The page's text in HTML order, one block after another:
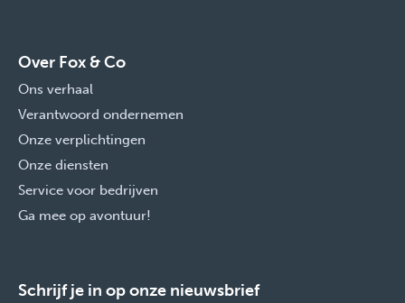
Over Fox & Co
Ons verhaal
Verantwoord ondernemen
Onze verplichtingen
Onze diensten
Service voor bedrijven
Ga mee op avontuur!
Schrijf je in op onze nieuwsbrief